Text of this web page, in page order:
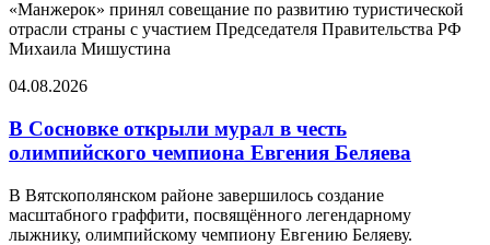
«Манжерок» принял совещание по развитию туристической
отрасли страны с участием Председателя Правительства РФ
Михаила Мишустина
04.08.2026
В Сосновке открыли мурал в честь
олимпийского чемпиона Евгения Беляева
В Вятскополянском районе завершилось создание
масштабного граффити, посвящённого легендарному
лыжнику, олимпийскому чемпиону Евгению Беляеву.